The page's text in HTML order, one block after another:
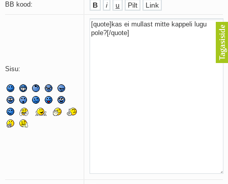
Avanemine
Kassimäng
Läänemere lained
Üle müüri
Valgusemaastikud
BB kood:
Sisu: